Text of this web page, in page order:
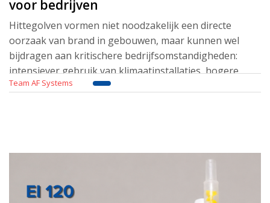
voor bedrijven
Hittegolven vormen niet noodzakelijk een directe
oorzaak van brand in gebouwen, maar kunnen wel
bijdragen aan kritischere bedrijfsomstandigheden:
intensiever gebruik van klimaatinstallaties, hogere
elektrische belastingen, oververhitting van apparatuur,
Team AF Systems